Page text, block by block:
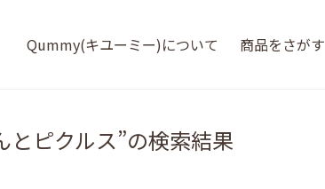
Qummy(キユーミー)について 商品をさがす
とピクルス”の検索結果